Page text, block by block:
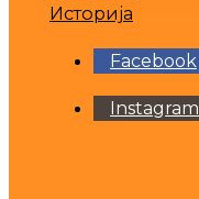
Историја
Facebook
Instagram